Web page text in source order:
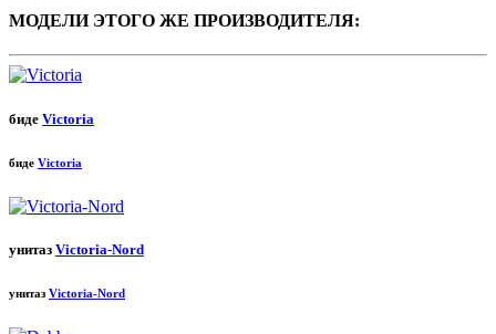
МОДЕЛИ ЭТОГО ЖЕ ПРОИЗВОДИТЕЛЯ:
биде Victoria
биде Victoria
унитаз Victoria-Nord
унитазVictoria-Nord